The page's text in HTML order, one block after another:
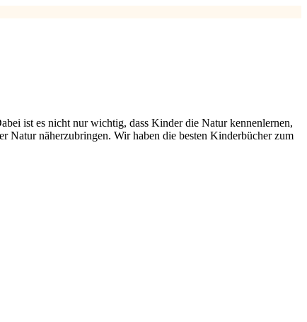
ist es nicht nur wichtig, dass Kinder die Natur kennenlernen,
Natur näherzubringen. Wir haben die besten Kinderbücher zum